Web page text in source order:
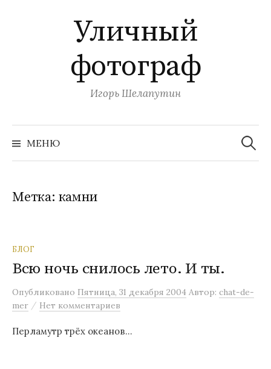
к
с
р
м
о
м
у
Уличный
фотограф
Игорь Шелапутин
МЕНЮ а
й
Метка: камни
БЛОГ
Всю ночь снилось лето. И ты.
Опубликовано Пятница, 31 декабря 2004 Автор: chat-de-
mer / Нет комментариев
Перламутр трёх океанов…